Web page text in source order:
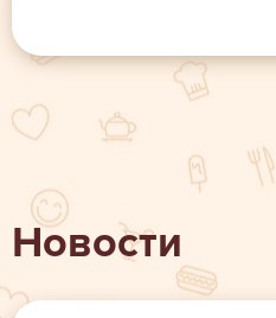
Новости